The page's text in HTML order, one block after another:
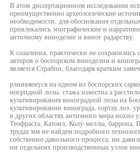
В атом диссертационном исследовании
преимущественно археологические
необходимости, для обоснования
привлекались эпиграфические и
античному виноделие и виног радарству.
К соаалениа, практически не сохранились
авторов о боспорском виноделии и
является Страбпн, благодаря кратким
рлнивяеиуся на одном из боспорских
ногрпдиой лозы. стажа известна а
культивирования виноградной лозы на
культивировании винограда, сортах лоз.
в других областях античного мнра иохно
Теофраста, Катонл, Колу-меллы, баррона,
трудах мм не найдем подробного
собственно давильного процесса, нн
ни отдельнмх производственных узлов